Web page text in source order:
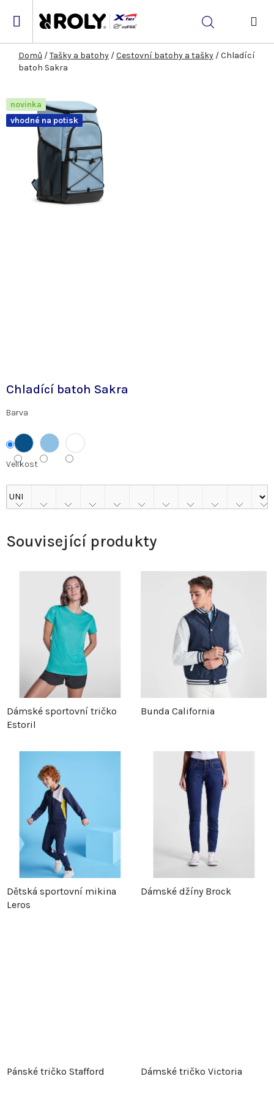
Hledat
Domů /Tašky a batohy /Cestovní batohy a tašky /Chladící
batoh Sakra
Chladící batoh Sakra
Barva
Velikost
novinka
vhodné na potisk
Související produkty
Dámské sportovní tričko
Estoril
Bunda California
Dětská sportovní mikina
Leros
Dámské džíny Brock
Pánské tričko Stafford Dámské tričko Victoria